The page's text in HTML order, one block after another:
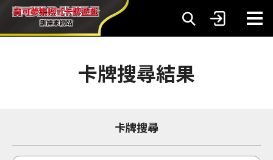
卡牌搜尋結果
卡牌搜尋